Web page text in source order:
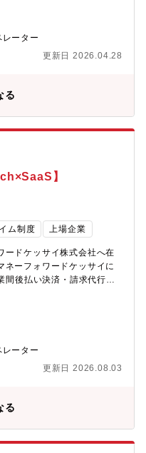
います。 同社主力サービス
価値最大化を通じて、アカ
ージャー、セールスエンジ
トコミュニケーションによ
デル（消費型課金）の最適
の実行・解約防止・新製品
・リアルタイムダッシュボ
リスクスコアリング・受
Customer Success
ト営業、カスタマーサク
ンジニアと連携した顧客
ニーマップに基づくプロ
介入）プログラムの実
拠点及びパートナー・顧
ットフォーム型ビジネス
略を牽引 することがで
ンによるB to B既存顧客
富なビジネス経験を積む
を持つことができます。・
できます。 クレジットモ
解と運用経験を積むことが
できます。・成長市場での
重点KPI（予算100%達
的貢献ができます。【その
るための人事制度を設けてお
Mission, Core Value | ト
ーター
更新日 2026.04.28
る
】
ム制度 上場企業
ードケッサイ株式会社へ在
ネーフォワードケッサイに
間後払い決済・請求代行サ
ト』、スタートアップ向け
トランザクションファイナ
カード払いサービス『マ
提供し、累計で2,800億円
いて、高いサービス品質と
作り上げています。■企業間
ーフォワード 掛け払い」与
た煩雑な請求関連業務を、
わって実現する、SaaS ×
ーター
更新日 2026.08.03
る